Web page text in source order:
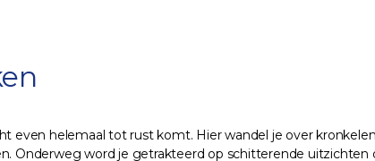
even helemaal tot rust komt. Hier wandel je over
Onderweg word je getrakteerd op schitterende uitzichten